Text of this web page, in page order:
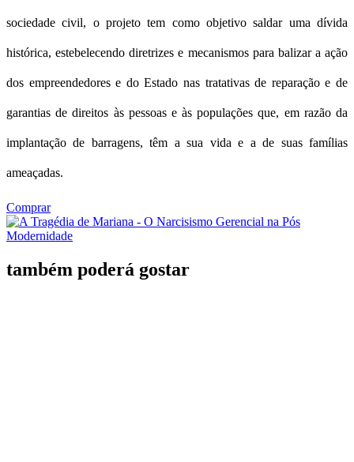
sociedade civil, o projeto tem como objetivo saldar uma dívida
histórica, estebelecendo diretrizes e mecanismos para balizar a ação
dos empreendedores e do Estado nas tratativas de reparação e de
garantias de direitos às pessoas e às populações que, em razão da
implantação de barragens, têm a sua vida e a de suas famílias
ameaçadas.
Comprar
também poderá gostar